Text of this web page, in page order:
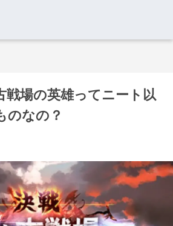
戦場の英雄ってニート以
のなの？